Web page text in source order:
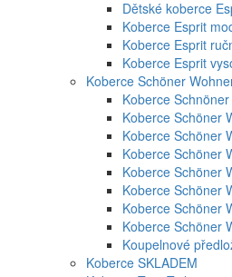
Dětské koberce
Koberce Esprit
Koberce Esprit
Koberce Esprit
Koberce Schöner
Koberce
Koberce Schöner
Koberce Schöner
Koberce Schöner
Koberce Schöner
Koberce Schöner
Koberce Schöner
Koberce Schöner
Koupelnové
Koberce SKLADEM